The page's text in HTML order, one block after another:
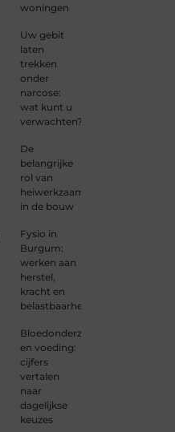
woningen
Uw gebit
laten
trekken
onder
narcose:
wat kunt u
verwachten?
De
belangrijke
rol van
heiwerkzaamheden
in de bouw
Fysio in
Burgum:
werken aan
herstel,
kracht en
belastbaarheid
Bloedonderzoek
en voeding:
cijfers
vertalen
naar
dagelijkse
keuzes